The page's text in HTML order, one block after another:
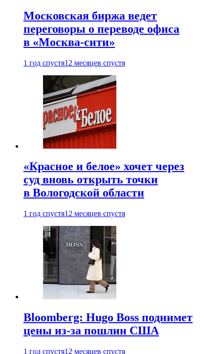
Московская биржа ведет
переговоры о переводе офиса
в «Москва-сити»
1 год спустя12 месяцев спустя
«Красное и белое» хочет через
суд вновь открыть точки
в Вологодской области
1 год спустя12 месяцев спустя
Bloomberg: Hugo Boss поднимет
цены из-за пошлин США
1 год спустя12 месяцев спустя